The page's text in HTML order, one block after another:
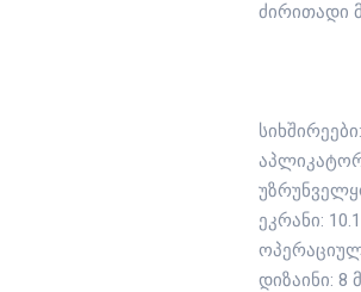
ძირითადი
ეკრანი:
დიზაინი: 8